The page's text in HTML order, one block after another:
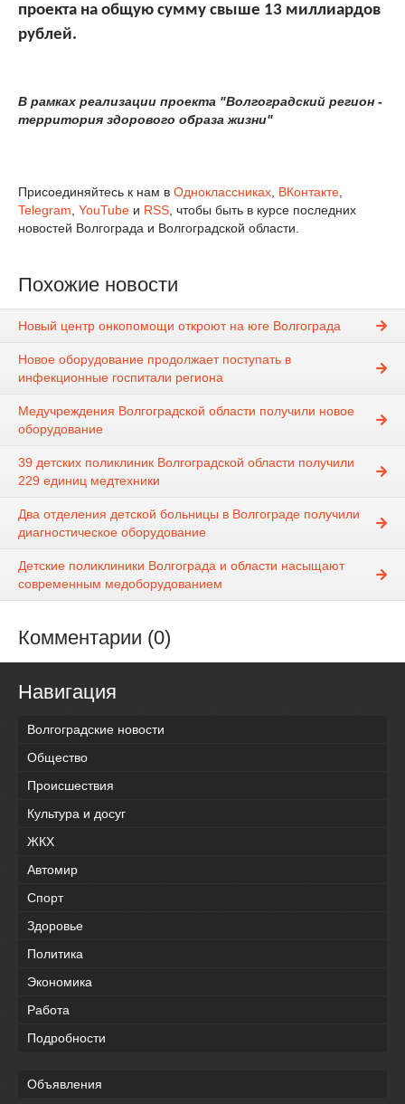
проекта на общую сумму свыше 13 миллиардов
рублей.
В рамках реализации проекта "Волгоградский регион -
территория здорового образа жизни"
Присоединяйтесь к нам в Одноклассниках, ВКонтакте,
Telegram, YouTube и RSS, чтобы быть в курсе последних
новостей Волгограда и Волгоградской области.
Похожие новости
Новый центр онкопомощи откроют на юге Волгограда
Новое оборудование продолжает поступать в
инфекционные госпитали региона
Медучреждения Волгоградской области получили новое
оборудование
39 детских поликлиник Волгоградской области получили
229 единиц медтехники
Два отделения детской больницы в Волгограде получили
диагностическое оборудование
Детские поликлиники Волгограда и области насыщают
современным медоборудованием
Комментарии (0)
Навигация
Волгоградские новости
Общество
Происшествия
Культура и досуг
ЖКХ
Автомир
Спорт
Здоровье
Политика
Экономика
Работа
Подробности
Объявления